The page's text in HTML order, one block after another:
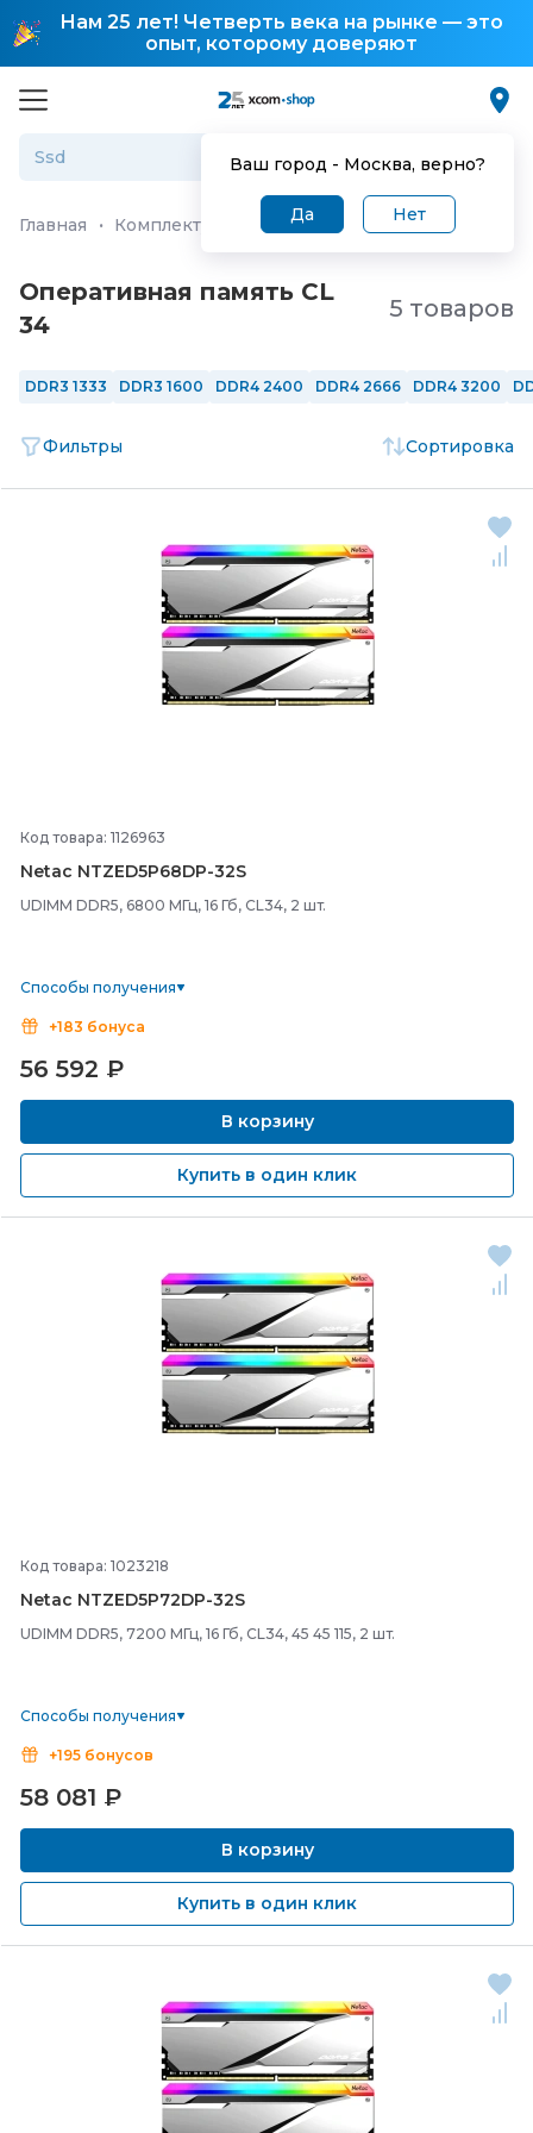
Нам 25 лет! Четверть века на рынке — это
опыт, которому доверяют
Ваш город - Москва, верно?
Да Нет
Главная · Комплектующие для ПК и ноутбуков
Оперативная память CL
34
5 товаров
DDR3 1333 DDR3 1600 DDR4 2400 DDR4 2666 DDR4 3200
Фильтры Сортировка
Код товара: 1126963
Netac NTZED5P68DP-32S
UDIMM DDR5, 6800 МГц, 16 Гб, CL34, 2 шт.
Способы получения
+183 бонуса
56 592 ₽
В корзину
Купить в один клик
Код товара: 1023218
Netac NTZED5P72DP-32S
UDIMM DDR5, 7200 МГц, 16 Гб, CL34, 45 45 115, 2 шт.
Способы получения
+195 бонусов
58 081 ₽
В корзину
Купить в один клик